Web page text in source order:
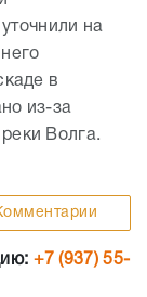
на
в
из-за
Волга.
+7 (937) 55-